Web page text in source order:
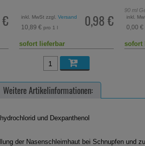
0,00 €
inkl. MwSt zzgl.Versand
0,00 €pro 1 l
sofort lieferbar
Statt:
inkl.
Weitere Artikelinformationen:
und Dexpanthenol
der Nasenschleimhaut bei Schnupfen und